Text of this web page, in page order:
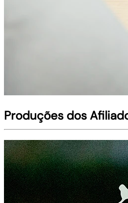
Produções dos